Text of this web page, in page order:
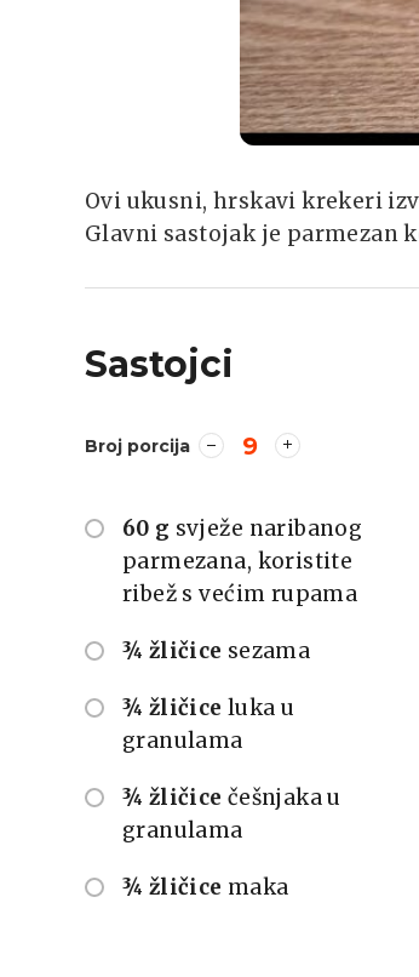
Ovi ukusni, hrskavi krekeri
Glavni sastojak je parmezan
Sastojci
Broj porcija 9
60 g svježe naribanog
parmezana, koristite
ribež s većim rupama
¾ žličice sezama
¾ žličice luka u
granulama
¾ žličice češnjaka u
granulama
¾ žličice maka